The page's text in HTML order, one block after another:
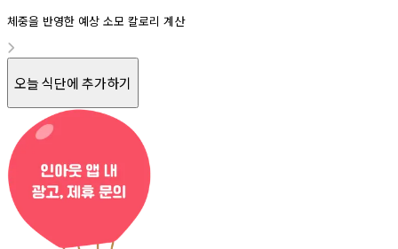
체중을 반영한 예상 소모 칼로리 계산
오늘 식단에 추가하기